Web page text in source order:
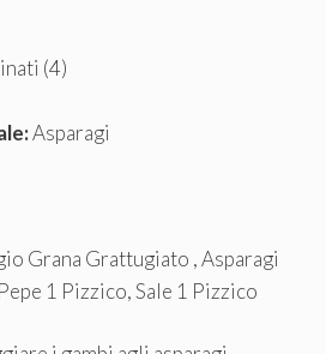
(4)
Asparagi
Grana Grattugiato , Asparagi
1 Pizzico, Sale 1 Pizzico